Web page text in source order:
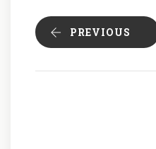
PREVIOUS